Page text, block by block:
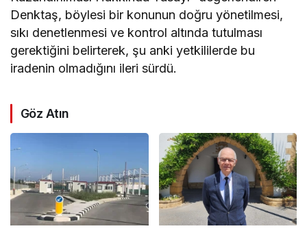
Denktaş, böylesi bir konunun doğru yönetilmesi,
sıkı denetlenmesi ve kontrol altında tutulması
gerektiğini belirterek, şu anki yetkililerde bu
iradenin olmadığını ileri sürdü.
Göz Atın